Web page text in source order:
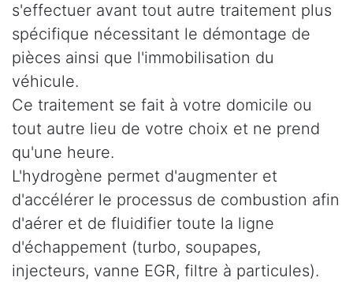
s'effectuer avant tout autre traitement plus
spécifique nécessitant le démontage de
pièces ainsi que l'immobilisation du
véhicule.
Ce traitement se fait à votre domicile ou
tout autre lieu de votre choix et ne prend
qu'une heure.
L'hydrogène permet d'augmenter et
d'accélérer le processus de combustion afin
d'aérer et de fluidifier toute la ligne
d'échappement (turbo, soupapes,
injecteurs, vanne EGR, filtre à particules).